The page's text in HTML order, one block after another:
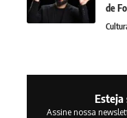
de
Assine nossa